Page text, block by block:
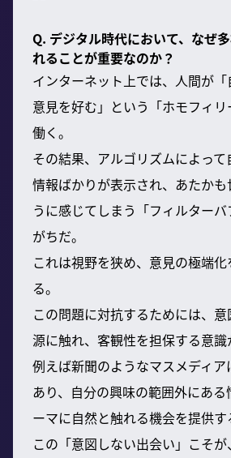
Q. デジタル時代において、なぜ
れることが重要なのか？
インターネット上では、人間が
意見を好む」という「ホモフィリ
働く。
その結果、アルゴリズムによっ
情報ばかりが表示され、あたか
うに感じてしまう「フィルター
がちだ。
これは視野を狭め、意見の極端
る。
この問題に対抗するためには、
源に触れ、客観性を担保する意識
例えば新聞のようなマスメディ
あり、自分の興味の範囲外にあ
ーマに自然と触れる機会を提供す
この「意図しない出会い」こそ